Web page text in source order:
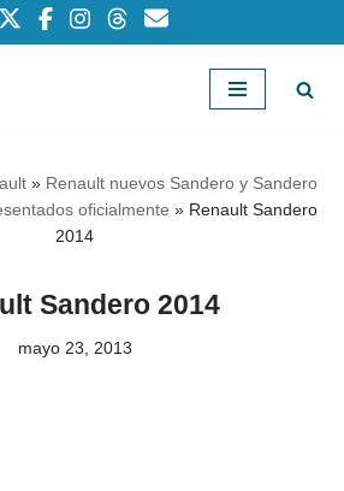
» Renault nuevos Sandero y Sandero
oficialmente » Renault Sandero
2014
Sandero 2014
mayo 23, 2013